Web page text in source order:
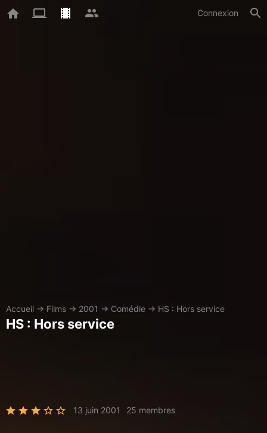
Connexion
Accueil → Films → 2001 → Comédie → HS : Hors service
HS : Hors service
13 juin 2001 25 membres